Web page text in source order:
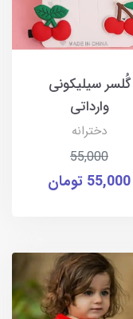
گُلسر سیلیکونی
وارداتی
دخترانه
55,000
55,000 تومان